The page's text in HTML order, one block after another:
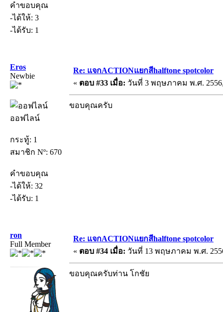
คำขอบคุณ
-ได้ให้: 3
-ได้รับ: 1
Eros
Newbie
ออฟไลน์
กระทู้: 1
สมาชิก Nº: 670
คำขอบคุณ
-ได้ให้: 32
-ได้รับ: 1
Re: แจกACTIONแยกสีhalftone spotcolor
« ตอบ #33 เมื่อ: วันที่ 3 พฤษภาคม พ.ศ. 2556,
ขอบคุณครับ
ron
Full Member
Re: แจกACTIONแยกสีhalftone spotcolor
« ตอบ #34 เมื่อ: วันที่ 13 พฤษภาคม พ.ศ.
ขอบคุณครับท่าน โกชัย